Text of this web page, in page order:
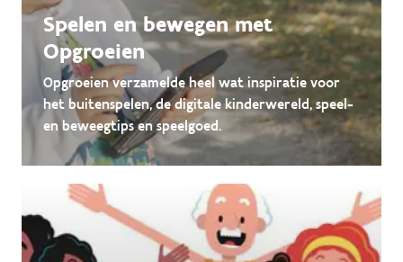
Spelen en bewegen met
Opgroeien
Opgroeien verzamelde heel wat inspiratie voor
het buitenspelen, de digitale kinderwereld, speel-
en beweegtips en speelgoed.